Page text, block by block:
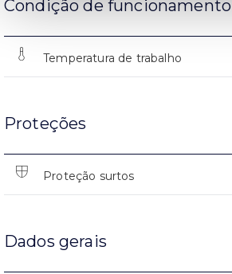
Condição de funcionamento
Temperatura de trabalho
Proteções
Proteção surtos
Dados gerais